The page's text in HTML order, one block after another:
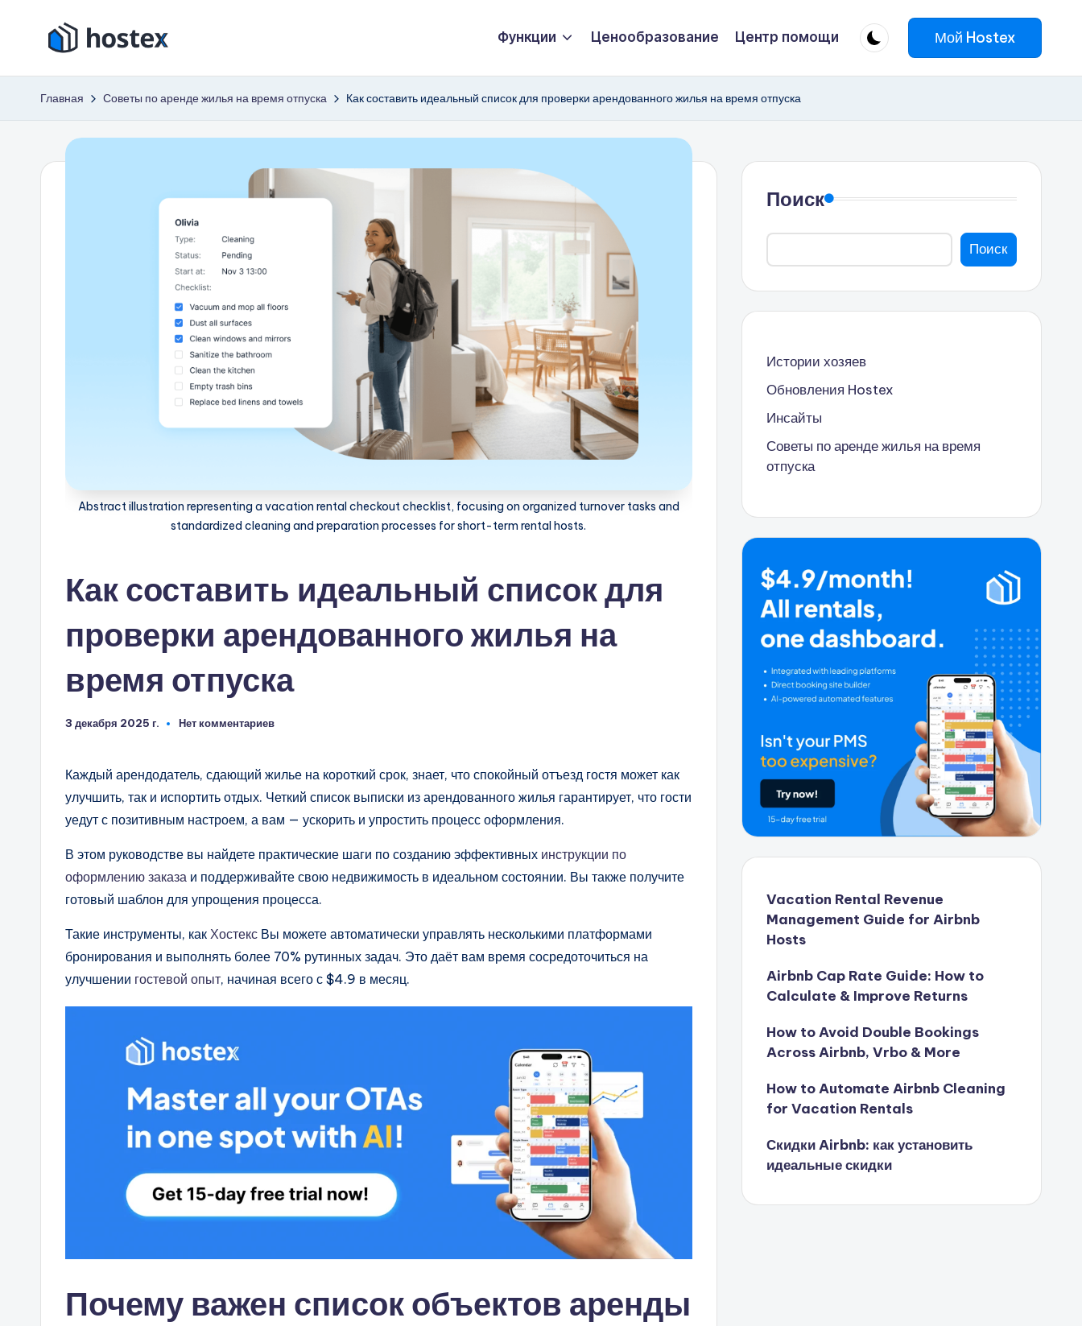
Перейти
Х
о
т
автопилот
отпуска
с
Функции Ценообразование Центр помощи Мой Hostex
Главная Советы по аренде жилья на время отпуска Как составить идеальный список для проверки арендованного жилья на время отпуска
Abstract illustration representing a vacation rental checkout checklist, focusing on organized turnover tasks and
standardized cleaning and preparation processes for short-term rental hosts.
Как составить идеальный список для
проверки арендованного жилья на
время отпуска
3 декабря 2025 г. Нет комментариев
Каждый арендодатель, сдающий жилье на короткий срок, знает, что спокойный отъезд гостя может как
улучшить, так и испортить отдых. Четкий список выписки из арендованного жилья гарантирует, что гости
уедут с позитивным настроем, а вам — ускорить и упростить процесс оформления.
В этом руководстве вы найдете практические шаги по созданию эффективных инструкции по
оформлению заказа и поддерживайте свою недвижимость в идеальном состоянии. Вы также получите
готовый шаблон для упрощения процесса.
Такие инструменты, как Хостекс Вы можете автоматически управлять несколькими платформами
бронирования и выполнять более 70% рутинных задач. Это даёт вам время сосредоточиться на
улучшении гостевой опыт, начиная всего с $4.9 в месяц.
Почему важен список объектов аренды
Поиск
Поиск
Истории хозяев
Обновления Hostex
Инсайты
Советы по аренде жилья на время
отпуска
Vacation Rental Revenue
Management Guide for Airbnb
Hosts
Airbnb Cap Rate Guide: How to
Calculate & Improve Returns
How to Avoid Double Bookings
Across Airbnb, Vrbo & More
How to Automate Airbnb Cleaning
for Vacation Rentals
Скидки Airbnb: как установить
идеальные скидки